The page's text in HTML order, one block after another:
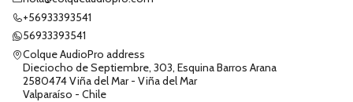
+56933393541
56933393541
Colque AudioPro address
Dieciocho de Septiembre, 303, Esquina Barros Arana
2580474 Viña del Mar - Viña del Mar
Valparaíso - Chile